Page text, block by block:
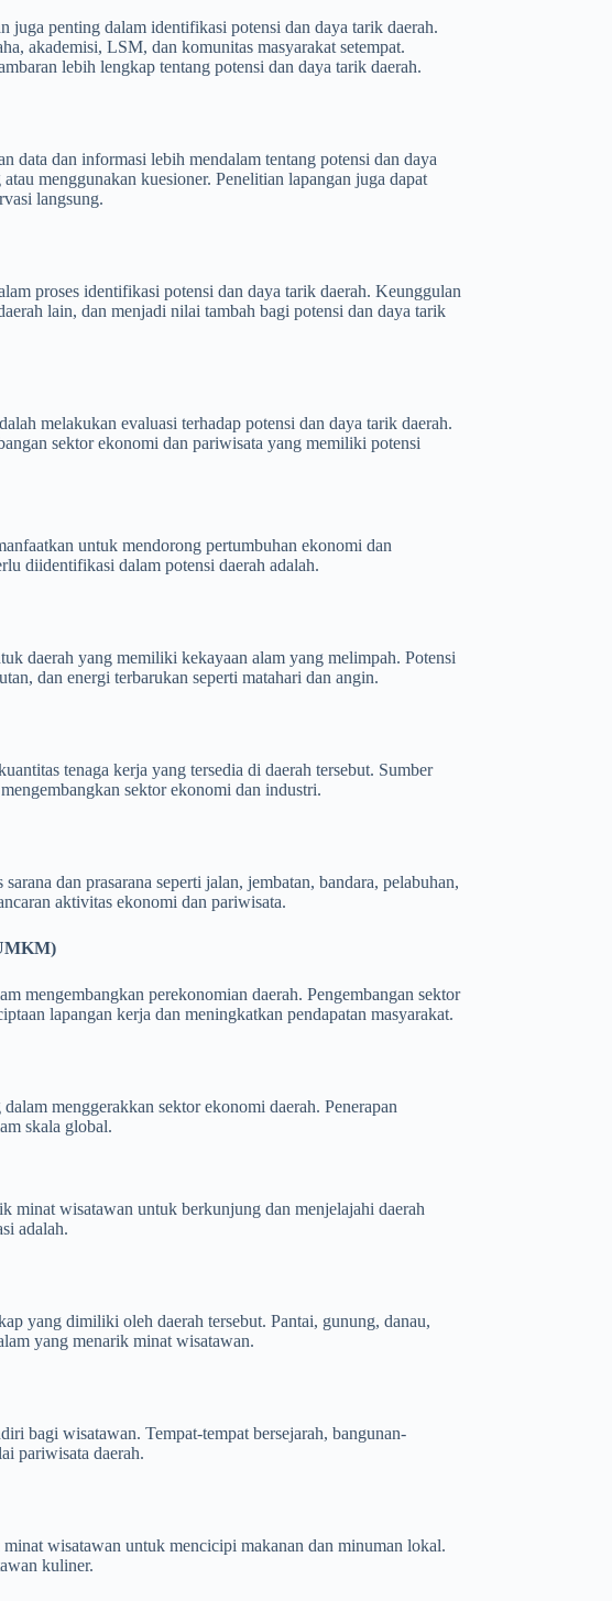
juga penting dalam identifikasi potensi dan daya tarik daerah.
akademisi, LSM, dan komunitas masyarakat setempat.
lebih lengkap tentang potensi dan daya tarik daerah.
data dan informasi lebih mendalam tentang potensi dan daya
menggunakan kuesioner. Penelitian lapangan juga dapat
langsung.
proses identifikasi potensi dan daya tarik daerah. Keunggulan
lain, dan menjadi nilai tambah bagi potensi dan daya tarik
melakukan evaluasi terhadap potensi dan daya tarik daerah.
sektor ekonomi dan pariwisata yang memiliki potensi
untuk mendorong pertumbuhan ekonomi dan
diidentifikasi dalam potensi daerah adalah.
daerah yang memiliki kekayaan alam yang melimpah. Potensi
dan energi terbarukan seperti matahari dan angin.
tenaga kerja yang tersedia di daerah tersebut. Sumber
sektor ekonomi dan industri.
dan prasarana seperti jalan, jembatan, bandara, pelabuhan,
aktivitas ekonomi dan pariwisata.
mengembangkan perekonomian daerah. Pengembangan sektor
lapangan kerja dan meningkatkan pendapatan masyarakat.
menggerakkan sektor ekonomi daerah. Penerapan
skala global.
minat wisatawan untuk berkunjung dan menjelajahi daerah
adalah.
yang dimiliki oleh daerah tersebut. Pantai, gunung, danau,
yang menarik minat wisatawan.
bagi wisatawan. Tempat-tempat bersejarah, bangunan-
pariwisata daerah.
wisatawan untuk mencicipi makanan dan minuman lokal.
kuliner.